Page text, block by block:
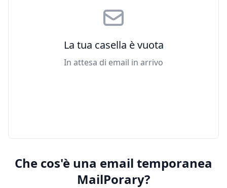
La tua casella è vuota
In attesa di email in arrivo
Che cos'è una email temporanea
MailPorary?